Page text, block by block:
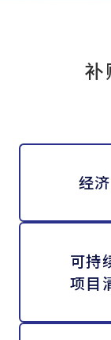
补
经
可持
项目